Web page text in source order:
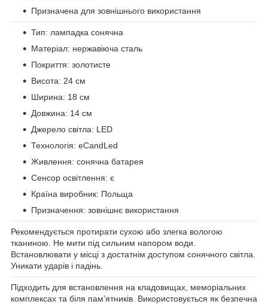
Призначена для зовнішнього використання
Тип: лампадка сонячна
Матеріал: нержавіюча сталь
Покриття: золотисте
Висота: 24 см
Ширина: 18 см
Довжина: 14 см
Джерело світла: LED
Технологія: eCandLed
Живлення: сонячна батарея
Сенсор освітлення: є
Країна виробник: Польща
Призначення: зовнішнє використання
Рекомендується протирати сухою або злегка вологою
тканиною. Не мити під сильним напором води.
Встановлювати у місці з достатнім доступом сонячного світла.
Уникати ударів і падінь.
Підходить для встановлення на кладовищах, меморіальних
комплексах та біля памʼятників. Використовується як безпечна